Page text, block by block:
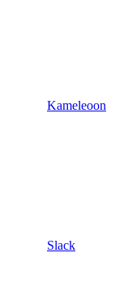
Kameleoon
Slack